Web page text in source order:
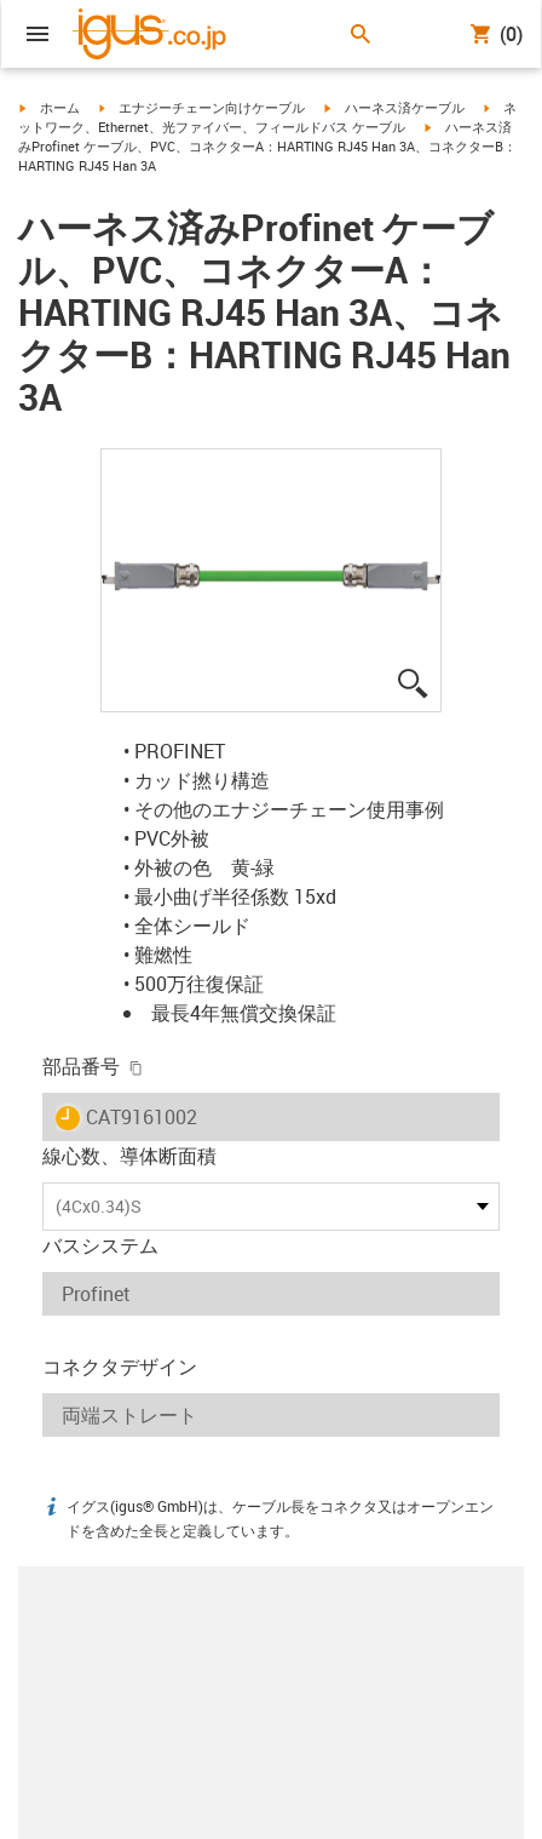
(0)
igus-icon-arrow-right
ホーム igus-icon-arrow-right
エナジーチェーン向けケーブル igus-icon-arrow-right
ハーネス済ケーブル igus-
ネ
ットワーク、Ethernet、光ファイバー、フィールドバス ケーブル
igus-icon-arrow-
ハーネス済
みProfinet ケーブル、PVC、コネクターA：HARTING RJ45 Han 3A、コネクターB：
HARTING RJ45 Han 3A
ハーネス済みProfinet ケーブ
ル、PVC、コネクターA：
HARTING RJ45 Han 3A、コネ
クターB：HARTING RJ45 Han
3A
• PROFINET
• カッド撚り構造
• その他のエナジーチェーン使用事例
• PVC外被
• 外被の色 黄-緑
• 最小曲げ半径係数 15xd
• 全体シールド
• 難燃性
• 500万往復保証
最長4年無償交換保証
部品番号
igus-icon-lieferzeit
CAT9161002
線心数、導体断面積
(4Cx0.34)S
バスシステム
コネクタデザイン
igus-icon-info
イグス(igus® GmbH)は、ケーブル長をコネクタ又はオープンエン
ドを含めた全長と定義しています。